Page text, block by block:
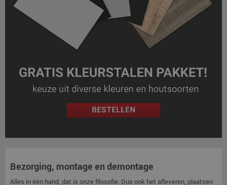
Bezorging, montage en demontage
Alles in één hand, dat is onze filosofie. Dus ook het afleveren, plaatsen